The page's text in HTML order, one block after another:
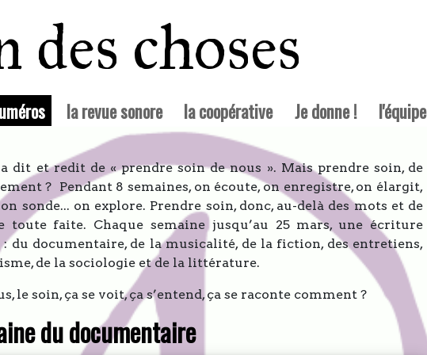
des choses
(courante)
la revue sonore la coopérative Je donne ! l'équipe
dit et redit de « prendre soin de nous ». Mais prendre soin, de
? Pendant 8 semaines, on écoute, on enregistre, on élargit,
sonde... on explore. Prendre soin, donc, au-delà des mots et de
toute faite. Chaque semaine jusqu’au 25 mars, une écriture
du documentaire, de la musicalité, de la fiction, des entretiens,
de la sociologie et de la littérature.
le soin, ça se voit, ça s’entend, ça se raconte comment ?
du documentaire